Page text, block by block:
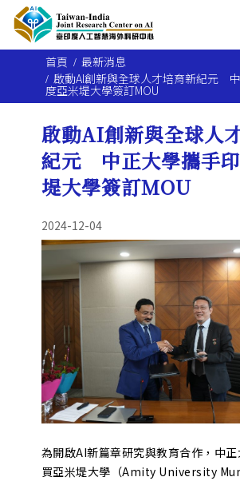
首頁
最新消息
啟動AI創新與全球人才培育新紀元
度亞米堤大學簽訂MOU
啟動AI創新與全球人
紀元 中正大學攜手
堤大學簽訂MOU
2024-12-04
為開啟AI新篇章研究與教育合作，中
買亞米堤大學（Amity University